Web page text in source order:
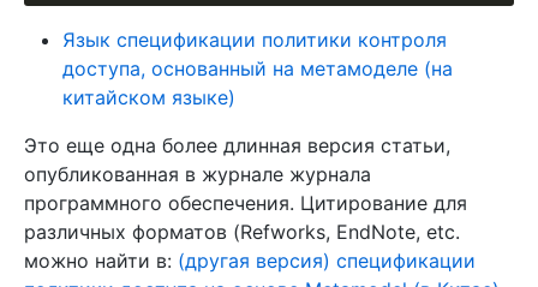
Язык спецификации политики контроля
доступа, основанный на метамоделе (на
китайском языке)
Это еще одна более длинная версия статьи,
опубликованная в журнале журнала
программного обеспечения. Цитирование для
различных форматов (Refworks, EndNote, etc.
можно найти в: (другая версия) спецификации